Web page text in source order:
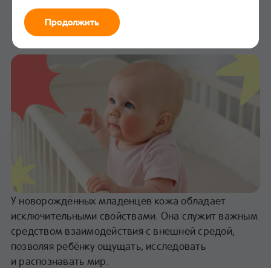
Здоровье
У новорождённых младенцев кожа обладает
исключительными свойствами. Она служит важным
средством взаимодействия с внешней средой,
позволяя ребёнку ощущать, исследовать
и распознавать мир.
Продолжить